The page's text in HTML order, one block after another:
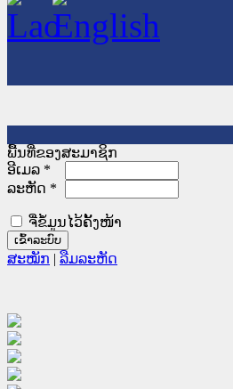
ພື້ນທີ່ຂອງສະມາຊິກ
ອີເມລ *
ລະຫັດ *
ຈື່ຂໍ້ມູນໄວ້ຄັ້ງໜ້າ
ສະໝັກ | ລືມລະຫັດ